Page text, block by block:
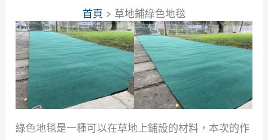
首頁 草地鋪綠色地毯
綠色地毯是一種可以在草地上鋪設的材料，本次的作